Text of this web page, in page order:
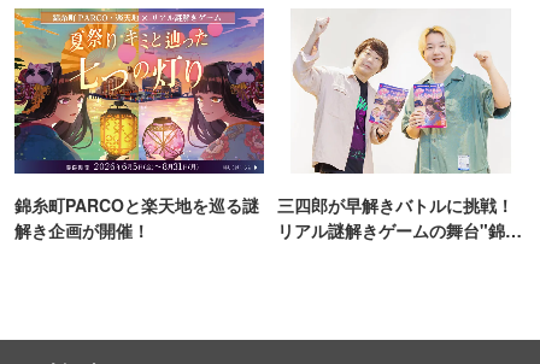
錦糸町PARCOと楽天地を巡る謎
解き企画が開催！
三四郎が早解きバトルに挑戦！
リアル謎解きゲームの舞台"錦糸